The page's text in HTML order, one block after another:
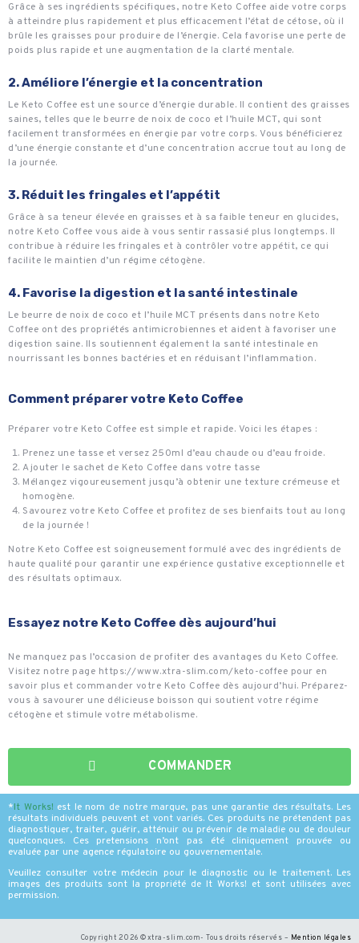
Grâce à ses ingrédients spécifiques, notre Keto Coffee aide votre corps
à atteindre plus rapidement et plus efficacement l’état de cétose, où il
brûle les graisses pour produire de l’énergie. Cela favorise une perte de
poids plus rapide et une augmentation de la clarté mentale.
2. Améliore l’énergie et la concentration
Le Keto Coffee est une source d’énergie durable. Il contient des graisses
saines, telles que le beurre de noix de coco et l’huile MCT, qui sont
facilement transformées en énergie par votre corps. Vous bénéficierez
d’une énergie constante et d’une concentration accrue tout au long de
la journée.
3. Réduit les fringales et l’appétit
Grâce à sa teneur élevée en graisses et à sa faible teneur en glucides,
notre Keto Coffee vous aide à vous sentir rassasié plus longtemps. Il
contribue à réduire les fringales et à contrôler votre appétit, ce qui
facilite le maintien d’un régime cétogène.
4. Favorise la digestion et la santé intestinale
Le beurre de noix de coco et l’huile MCT présents dans notre Keto
Coffee ont des propriétés antimicrobiennes et aident à favoriser une
digestion saine. Ils soutiennent également la santé intestinale en
nourrissant les bonnes bactéries et en réduisant l’inflammation.
Comment préparer votre Keto Coffee
Préparer votre Keto Coffee est simple et rapide. Voici les étapes :
Prenez une tasse et versez 250ml d’eau chaude ou d’eau froide.
Ajouter le sachet de Keto Coffee dans votre tasse
Mélangez vigoureusement jusqu’à obtenir une texture crémeuse et
homogène.
Savourez votre Keto Coffee et profitez de ses bienfaits tout au long
de la journée !
Notre Keto Coffee est soigneusement formulé avec des ingrédients de
haute qualité pour garantir une expérience gustative exceptionnelle et
des résultats optimaux.
Essayez notre Keto Coffee dès aujourd’hui
Ne manquez pas l’occasion de profiter des avantages du Keto Coffee.
Visitez notre page https://www.xtra-slim.com/keto-coffee pour en
savoir plus et commander votre Keto Coffee dès aujourd’hui. Préparez-
vous à savourer une délicieuse boisson qui soutient votre régime
cétogène et stimule votre métabolisme.
COMMANDER
*It Works! est le nom de notre marque, pas une garantie des résultats. Les
résultats individuels peuvent et vont variés. Ces produits ne prétendent pas
diagnostiquer, traiter, guérir, atténuir ou prévenir de maladie ou de douleur
quelconques. Ces pretensions n’ont pas été cliniquement prouvée ou
evaluée par une agence régulatoire ou gouvernementale.
Veuillez consulter votre médecin pour le diagnostic ou le traitement. Les
images des produits sont la propriété de It Works! et sont utilisées avec
permission.
Copyright 2026 ©xtra-slim.com- Tous droits réservés – Mention légales